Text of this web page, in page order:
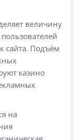
величину
сайта. Подъём
казино
на